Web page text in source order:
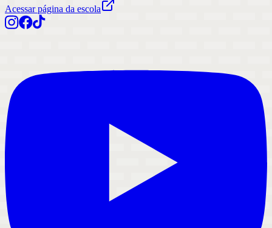
Acessar página da escola